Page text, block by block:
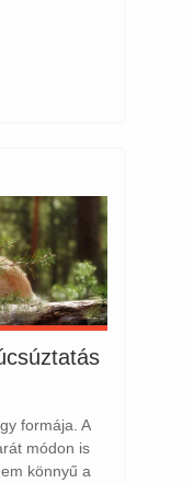
formája. A
módon is
könnyű a